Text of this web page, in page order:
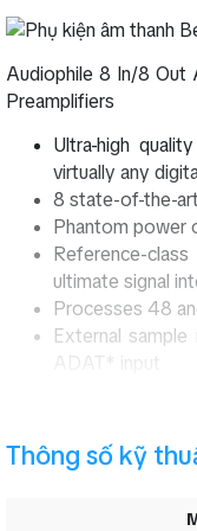
Audiophile 8 In/8 Out
Preamplifiers
Ultra-high
virtually any
8 state-of-the-
Phantom power
Reference-
ultimate signal
Processes 48
External
ADAT* input
Thông số kỹ
Thông số kỹ